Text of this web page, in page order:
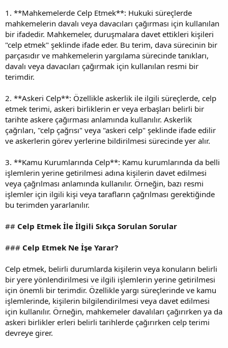
1. **Mahkemelerde Celp Etmek**: Hukuki süreçlerde
mahkemelerin davalı veya davacıları çağırması için kullanılan
bir ifadedir. Mahkemeler, duruşmalara davet ettikleri kişileri
"celp etmek" şeklinde ifade eder. Bu terim, dava sürecinin bir
parçasıdır ve mahkemelerin yargılama sürecinde tanıkları,
davalı veya davacıları çağırmak için kullanılan resmi bir
terimdir.
2. **Askeri Celp**: Özellikle askerlik ile ilgili süreçlerde, celp
etmek terimi, askeri birliklerin er veya erbaşları belirli bir
tarihte askere çağırması anlamında kullanılır. Askerlik
çağrıları, "celp çağrısı" veya "askeri celp" şeklinde ifade edilir
ve askerlerin görev yerlerine bildirilmesi sürecinde yer alır.
3. **Kamu Kurumlarında Celp**: Kamu kurumlarında da belli
işlemlerin yerine getirilmesi adına kişilerin davet edilmesi
veya çağrılması anlamında kullanılır. Örneğin, bazı resmi
işlemler için ilgili kişi veya tarafların çağrılması gerektiğinde
bu terimden yararlanılır.
## Celp Etmek İle İlgili Sıkça Sorulan Sorular
### Celp Etmek Ne İşe Yarar?
Celp etmek, belirli durumlarda kişilerin veya konuların belirli
bir yere yönlendirilmesi ve ilgili işlemlerin yerine getirilmesi
için önemli bir terimdir. Özellikle yargı süreçlerinde ve kamu
işlemlerinde, kişilerin bilgilendirilmesi veya davet edilmesi
için kullanılır. Örneğin, mahkemeler davalıları çağırırken ya da
askeri birlikler erleri belirli tarihlerde çağırırken celp terimi
devreye girer.